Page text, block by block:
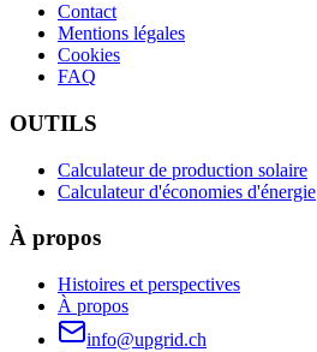
Contact
Mentions légales
Cookies
FAQ
OUTILS
Calculateur de production solaire
Calculateur d'économies d'énergie
À propos
Histoires et perspectives
À propos
info@upgrid.ch